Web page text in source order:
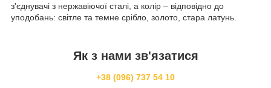
з'єднувачі з нержавіючої сталі, а колір – відповідно до
уподобань: світле та темне срібло, золото, стара латунь.
Як з нами зв'язатися
+38 (096) 737 54 10